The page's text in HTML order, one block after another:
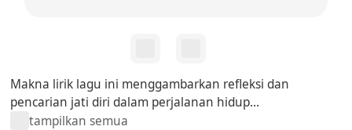
Makna lirik lagu ini menggambarkan refleksi dan
pencarian jati diri dalam perjalanan hidup...
tampilkan semua